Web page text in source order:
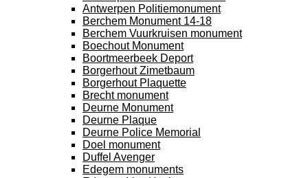
Antwerpen Politiemonument
Berchem Monument 14-18
Berchem Vuurkruisen monument
Boechout Monument
Boortmeerbeek Deport
Borgerhout Zimetbaum
Borgerhout Plaquette
Brecht monument
Deurne Monument
Deurne Plaque
Deurne Police Memorial
Doel monument
Duffel Avenger
Edegem monuments